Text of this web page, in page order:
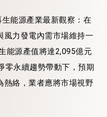
能源產業最新觀察：在
風力發電內需市場維持一
能源產值將達2,095億元
零永續趨勢帶動下，預期
熱絡，業者應將市場視野